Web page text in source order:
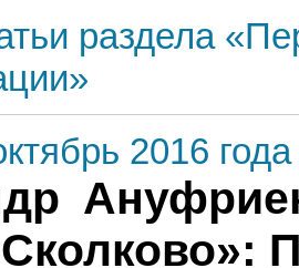
раздела
2016 года